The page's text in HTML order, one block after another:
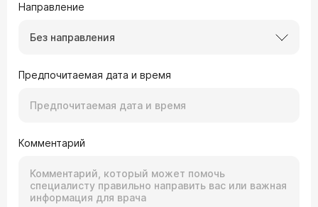
Направление
Без направления
Предпочитаемая дата и время
Комментарий